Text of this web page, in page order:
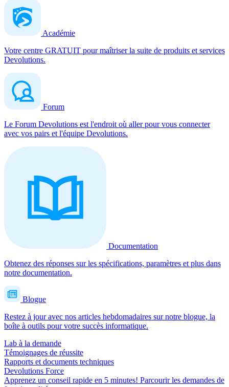
Académie
Votre centre GRATUIT pour maîtriser la suite de produits et services
Devolutions.
Forum
Le Forum Devolutions est l'endroit où aller pour vous connecter
avec vos pairs et l'équipe Devolutions.
Documentation
Obtenez des réponses sur les spécifications, paramètres et plus dans
notre documentation.
Blogue
Restez à jour avec nos articles hebdomadaires sur notre blogue, la
boîte à outils pour votre succès informatique.
Lab à la demande
Témoignages de réussite
Rapports et documents techniques
Devolutions Force
Apprenez un conseil rapide en 5 minutes! Parcourir les demandes de